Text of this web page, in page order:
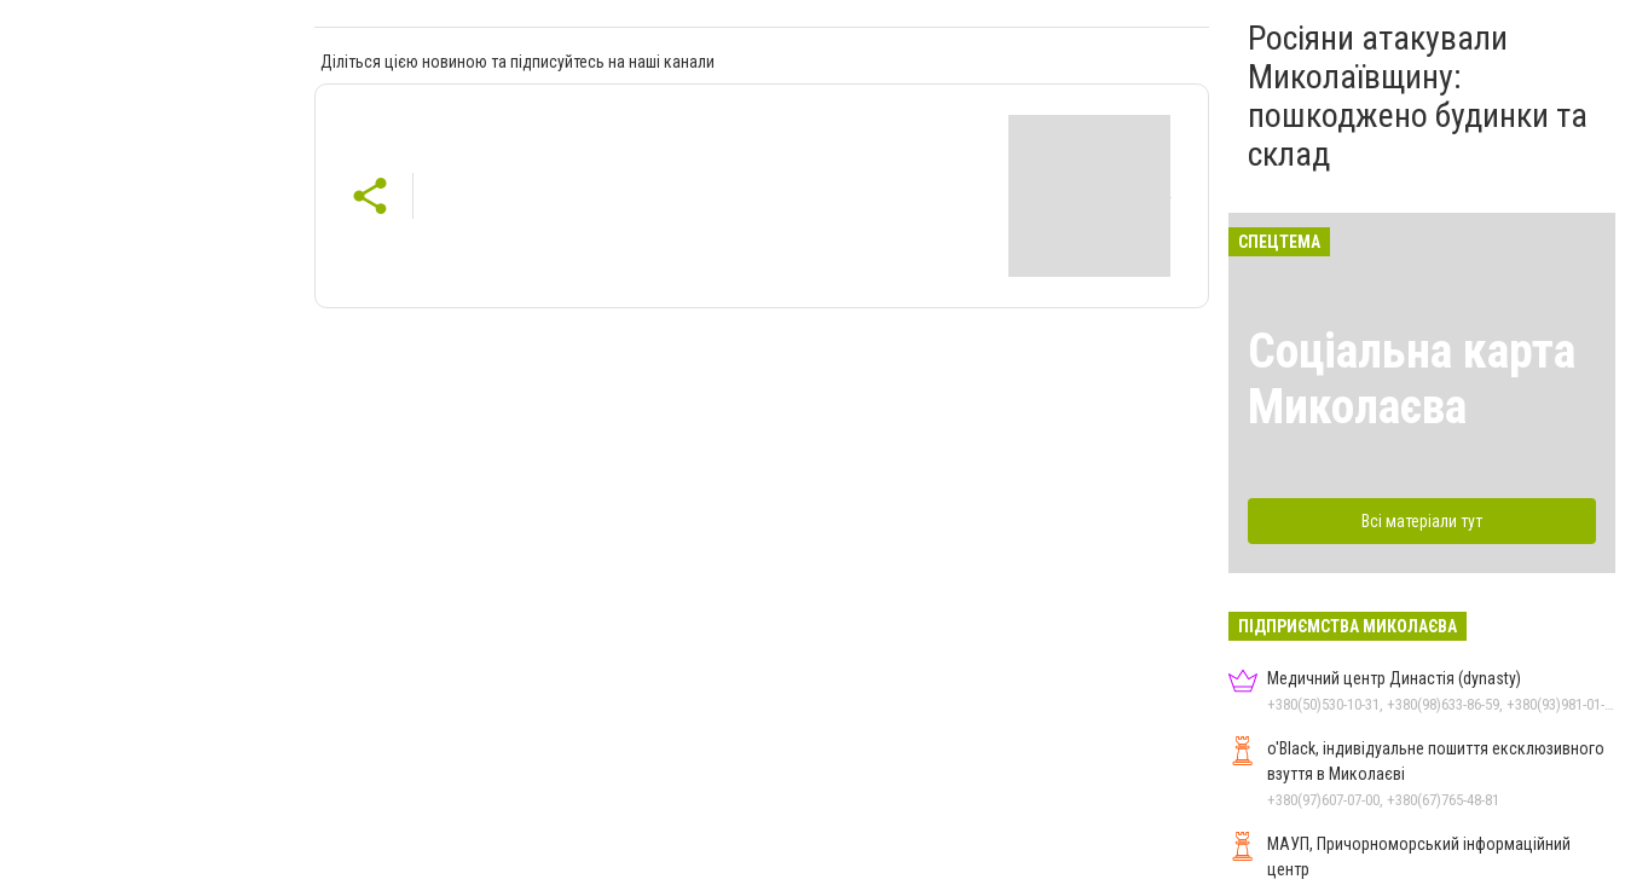
Діліться цією новиною та підписуйтесь на наші канали
Росіяни атакували
Миколаївщину:
пошкоджено будинки та
склад
СПЕЦТЕМА
Соціальна карта
Миколаєва
Всі матеріали тут
ПІДПРИЄМСТВА МИКОЛАЄВА
Медичний центр Династія (dynasty)
o'Black, індивідуальне пошиття ексклюзивного
взуття в Миколаєві
+380(97)607-07-00, +380(67)765-48-81
МАУП, Причорноморський інформаційний
центр